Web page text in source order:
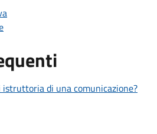
di una comunicazione?